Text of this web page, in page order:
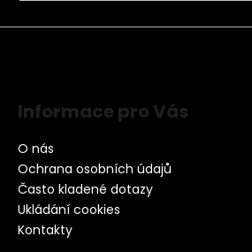
Informace pro Vás
O nás
Ochrana osobních údajů
Často kladené dotazy
Ukládání cookies
Kontakty